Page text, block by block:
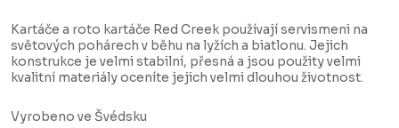
Kartáče a roto kartáče Red Creek používají servismeni na
světových pohárech v běhu na lyžích a biatlonu. Jejich
konstrukce je velmi stabilní, přesná a jsou použity velmi
kvalitní materiály oceníte jejich velmi dlouhou životnost.
Vyrobeno ve Švédsku